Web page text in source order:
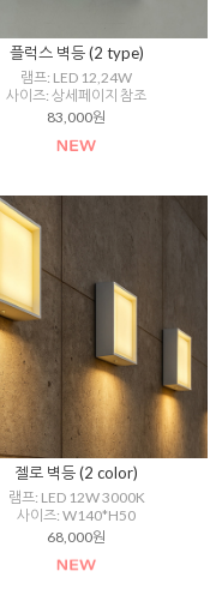
플럭스 벽등 (2 type)
램프: LED 12,24W
사이즈: 상세페이지 참조
83,000원
젤로 벽등 (2 color)
램프: LED 12W 3000K
사이즈: W140*H50
68,000원